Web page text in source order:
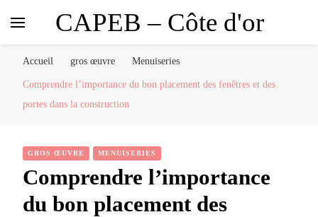
CAPEB – Côte d'or
Accueil gros œuvre Menuiseries
Comprendre l’importance du bon placement des fenêtres et des
portes dans la construction
GROS ŒUVRE MENUISERIES
Comprendre l’importance
du bon placement des